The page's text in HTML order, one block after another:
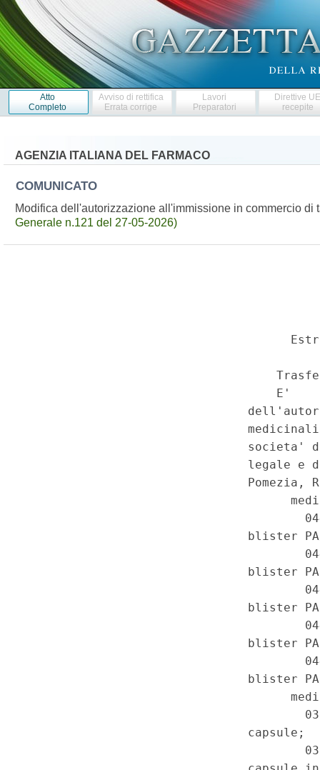
Atto
Completo
Avviso di rettifica
Errata corrige
Lavori
Preparatori
Direttive
recepite
AGENZIA ITALIANA DEL FARMACO
COMUNICATO
Modifica dell'autorizzazione all'immissione in commercio
Generale n.121 del 27-05-2026)